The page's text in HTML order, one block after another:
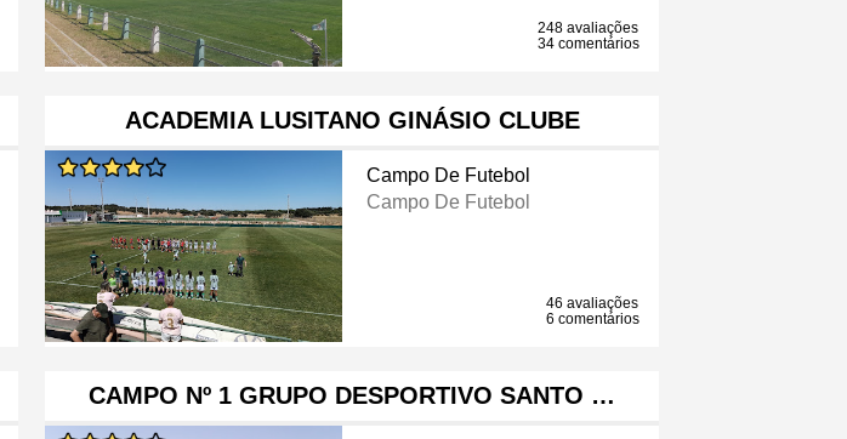
248 avaliações
34 comentários
ACADEMIA LUSITANO GINÁSIO CLUBE
Campo De Futebol
Campo De Futebol
46 avaliações
6 comentários
CAMPO Nº 1 GRUPO DESPORTIVO SANTO …